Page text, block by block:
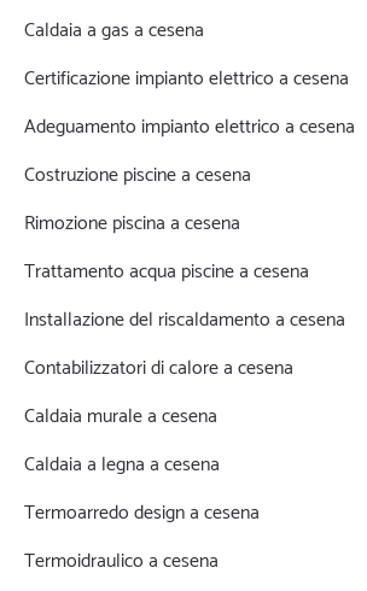
Caldaia a gas a cesena
Certificazione impianto elettrico a cesena
Adeguamento impianto elettrico a cesena
Costruzione piscine a cesena
Rimozione piscina a cesena
Trattamento acqua piscine a cesena
Installazione del riscaldamento a cesena
Contabilizzatori di calore a cesena
Caldaia murale a cesena
Caldaia a legna a cesena
Termoarredo design a cesena
Termoidraulico a cesena